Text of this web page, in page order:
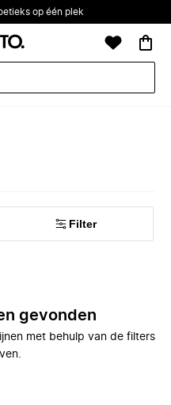
op één plek
Filter
gevonden
met behulp van de filters